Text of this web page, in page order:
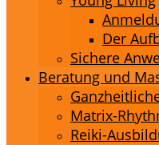
Der
Sichere
Beratung und
Matrix-
Reiki-